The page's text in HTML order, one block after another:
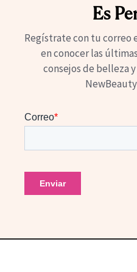
Es
Regístrate con tu correo
en conocer las
consejos de belleza